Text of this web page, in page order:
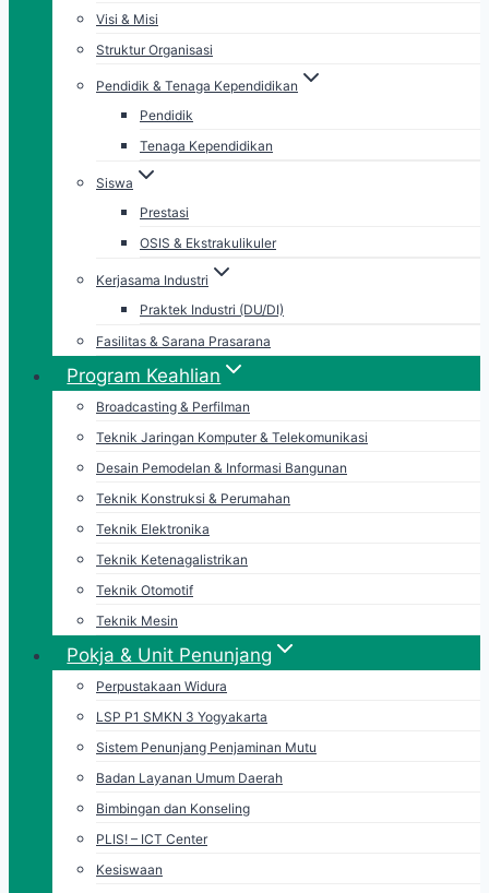
Visi & Misi
Struktur Organisasi
Pendidik & Tenaga Kependidikan
Pendidik
Tenaga Kependidikan
Siswa
Prestasi
OSIS & Ekstrakulikuler
Kerjasama Industri
Praktek Industri (DU/DI)
Fasilitas & Sarana Prasarana
Program Keahlian
Broadcasting & Perfilman
Teknik Jaringan Komputer & Telekomunikasi
Desain Pemodelan & Informasi Bangunan
Teknik Konstruksi & Perumahan
Teknik Elektronika
Teknik Ketenagalistrikan
Teknik Otomotif
Teknik Mesin
Pokja & Unit Penunjang
Perpustakaan Widura
LSP P1 SMKN 3 Yogyakarta
Sistem Penunjang Penjaminan Mutu
Badan Layanan Umum Daerah
Bimbingan dan Konseling
PLIS! – ICT Center
Kesiswaan